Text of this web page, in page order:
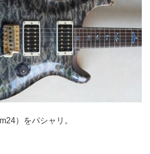
）をパシャリ。